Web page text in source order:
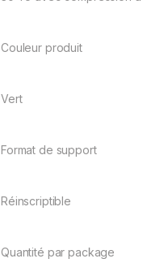
Couleur produit
Vert
Format de support
Réinscriptible
Quantité par package